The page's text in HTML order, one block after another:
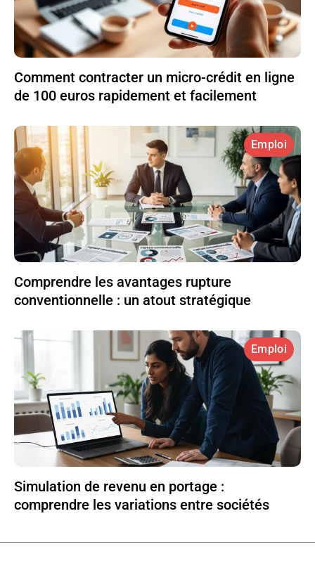
Comment contracter un micro-crédit en ligne
de 100 euros rapidement et facilement
Emploi
Comprendre les avantages rupture
conventionnelle : un atout stratégique
Emploi
Simulation de revenu en portage :
comprendre les variations entre sociétés